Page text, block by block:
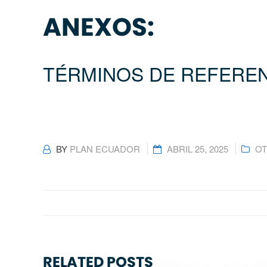
ANEXOS:
TÉRMINOS DE
BY PLAN ECUADOR ABRIL 25, 2025
RELATED POSTS